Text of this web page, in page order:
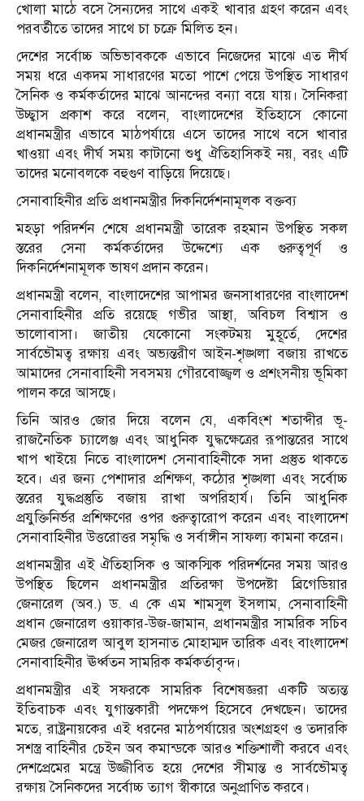
খোলা মাঠে বসে সৈন্যদের সাথে একই খাবার গ্রহণ করেন এবং
পরবর্তীতে তাদের সাথে চা চক্রে মিলিত হন।
দেশের সর্বোচ্চ অভিভাবককে এভাবে নিজেদের মাঝে এত দীর্ঘ
সময় ধরে একদম সাধারণের মতো পাশে পেয়ে উপস্থিত সাধারণ
সৈনিক ও কর্মকর্তাদের মাঝে আনন্দের বন্যা বয়ে যায়। সৈনিকরা
উচ্ছ্বাস প্রকাশ করে বলেন, বাংলাদেশের ইতিহাসে কোনো
প্রধানমন্ত্রীর এভাবে মাঠপর্যায়ে এসে তাদের সাথে বসে খাবার
খাওয়া এবং দীর্ঘ সময় কাটানো শুধু ঐতিহাসিকই নয়, বরং এটি
তাদের মনোবলকে বহুগুণ বাড়িয়ে দিয়েছে।
সেনাবাহিনীর প্রতি প্রধানমন্ত্রীর দিকনির্দেশনামূলক বক্তব্য
মহড়া পরিদর্শন শেষে প্রধানমন্ত্রী তারেক রহমান উপস্থিত সকল
স্তরের সেনা কর্মকর্তাদের উদ্দেশ্যে এক গুরুত্বপূর্ণ ও
দিকনির্দেশনামূলক ভাষণ প্রদান করেন।
প্রধানমন্ত্রী বলেন, বাংলাদেশের আপামর জনসাধারণের বাংলাদেশ
সেনাবাহিনীর প্রতি রয়েছে গভীর আস্থা, অবিচল বিশ্বাস ও
ভালোবাসা। জাতীয় যেকোনো সংকটময় মুহূর্তে, দেশের
সার্বভৌমত্ব রক্ষায় এবং অভ্যন্তরীণ আইন-শৃঙ্খলা বজায় রাখতে
আমাদের সেনাবাহিনী সবসময় গৌরবোজ্জ্বল ও প্রশংসনীয় ভূমিকা
পালন করে আসছে।
তিনি আরও জোর দিয়ে বলেন যে, একবিংশ শতাব্দীর ভূ-
রাজনৈতিক চ্যালেঞ্জ এবং আধুনিক যুদ্ধক্ষেত্রের রূপান্তরের সাথে
খাপ খাইয়ে নিতে বাংলাদেশ সেনাবাহিনীকে সদা প্রস্তুত থাকতে
হবে। এর জন্য পেশাদার প্রশিক্ষণ, কঠোর শৃঙ্খলা এবং সর্বোচ্চ
স্তরের যুদ্ধপ্রস্তুতি বজায় রাখা অপরিহার্য। তিনি আধুনিক
প্রযুক্তিনির্ভর প্রশিক্ষণের ওপর গুরুত্বারোপ করেন এবং বাংলাদেশ
সেনাবাহিনীর উত্তরোত্তর সমৃদ্ধি ও সর্বাঙ্গীন সাফল্য কামনা করেন।
প্রধানমন্ত্রীর এই ঐতিহাসিক ও আকস্মিক পরিদর্শনের সময় আরও
উপস্থিত ছিলেন প্রধানমন্ত্রীর প্রতিরক্ষা উপদেষ্টা ব্রিগেডিয়ার
জেনারেল (অব.) ড. এ কে এম শামসুল ইসলাম, সেনাবাহিনী
প্রধান জেনারেল ওয়াকার-উজ-জামান, প্রধানমন্ত্রীর সামরিক সচিব
মেজর জেনারেল আবুল হাসনাত মোহাম্মদ তারিক এবং বাংলাদেশ
সেনাবাহিনীর ঊর্ধ্বতন সামরিক কর্মকর্তাবৃন্দ।
প্রধানমন্ত্রীর এই সফরকে সামরিক বিশেষজ্ঞরা একটি অত্যন্ত
ইতিবাচক এবং যুগান্তকারী পদক্ষেপ হিসেবে দেখছেন। তাদের
মতে, রাষ্ট্রনায়কের এই ধরনের মাঠপর্যায়ের অংশগ্রহণ ও তদারকি
সশস্ত্র বাহিনীর চেইন অব কমান্ডকে আরও শক্তিশালী করবে এবং
দেশপ্রেমের মন্ত্রে উজ্জীবিত হয়ে দেশের সীমান্ত ও সার্বভৌমত্ব
রক্ষায় সৈনিকদের সর্বোচ্চ ত্যাগ স্বীকারে অনুপ্রাণিত করবে।